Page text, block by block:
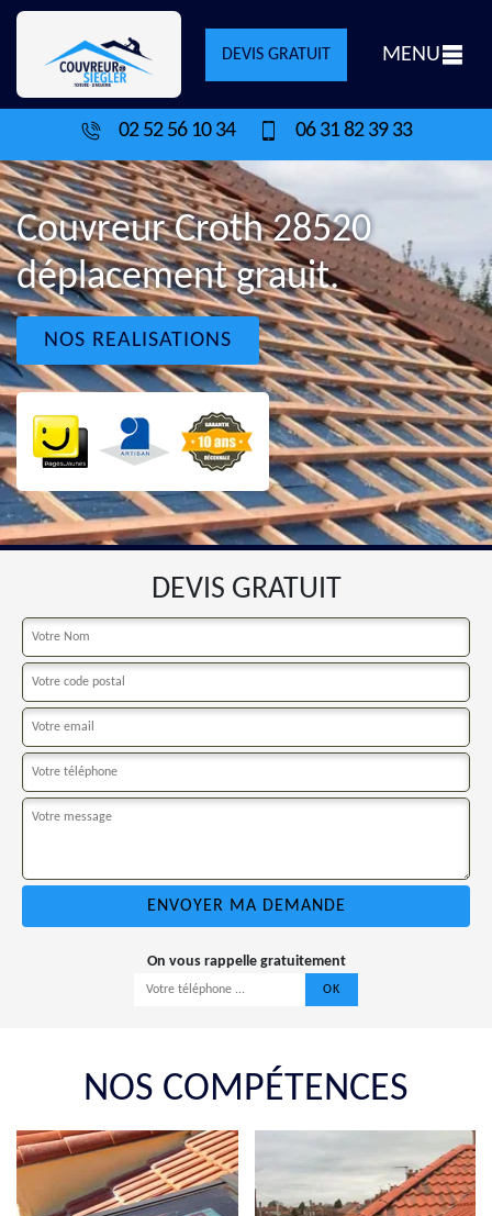
DEVIS GRATUIT MENU
02 52 56 10 34 06 31 82 39 33
Couvreur Croth 28520
déplacement grauit.
NOS REALISATIONS
DEVIS GRATUIT
On vous rappelle gratuitement
NOS COMPÉTENCES